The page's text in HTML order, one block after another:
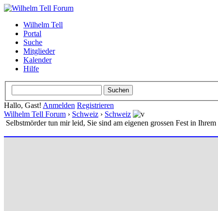
Wilhelm Tell
Portal
Suche
Mitglieder
Kalender
Hilfe
Hallo, Gast! Anmelden Registrieren
Wilhelm Tell Forum › Schweiz › Schweiz
Selbstmörder tun mir leid, Sie sind am eigenen grossen Fest in